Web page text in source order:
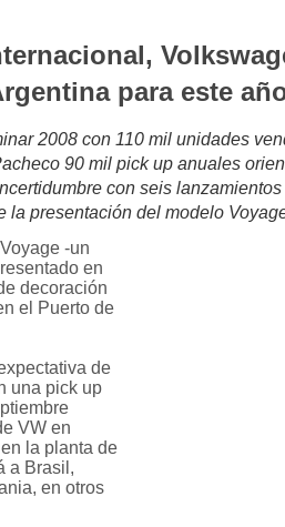
para este
2008 con 110 mil unidades
90 mil pick up anuales
con seis
la presentación del modelo
-un
en
decoración
el Puerto de
de
una pick up
VW en
la planta de
a Brasil,
en otros